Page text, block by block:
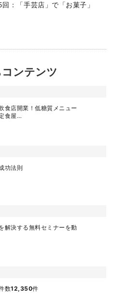
：「手芸店」で「お菓子」
ンテンツ
食店開業！低糖質メニュー
食屋…
功法則
解決する無料セミナーを動
数12,350件